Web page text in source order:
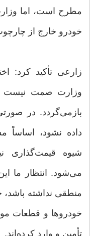
مطرح است، اما
خودرو خارج از
زارعی تأکید کرد:
وزارت صمت نیست
بازمی‌گردد. در
داده نشود، اساساً
شیوه قیمت‌گذاری
می‌شود. انتظار ما
منطقی نداشته باشد،
خودرو‌ها و قطعات
تأمین و وارد کرده‌اند.